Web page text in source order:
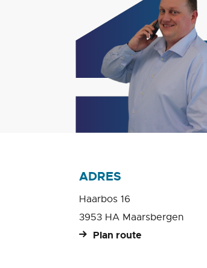
ADRES
Haarbos 16
3953 HA Maarsbergen
Plan route